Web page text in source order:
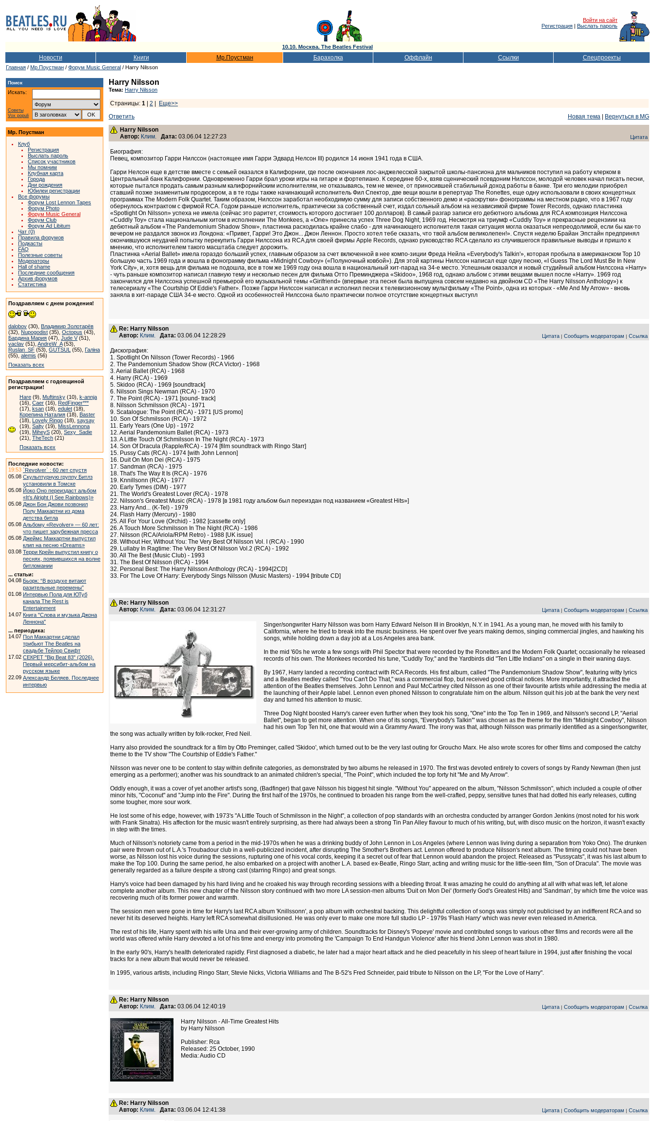
Войти на сайт
Регистрация | Выслать пароль
10.10. Москва. The Beatles Festival
Новости Книги Мр.Поустман Барахолка Оффлайн Ссылки Спецпроекты
Главная / Мр.Поустман / Форум Music General / Harry Nilsson
Поиск
Искать:
Советы
Vox populi
Мр. Поустман
Клуб
Регистрация
Выслать пароль
Список участников
Мы помним
Клубная карта
Города
Дни рождения
Юбилеи регистрации
Все форумы
Форум Lost Lennon Tapes
Форум Photo
Форум Music General
Форум Club
Форум Ad Libitum
Чат (0)
Правила форумов
Подкасты
FAQ
Полезные советы
Модераторы
Hall of shame
Последние сообщения
Архив форумов
Статистика
Поздравляем с днем рождения!
dalobov (30), Владимир Золотарёв
(32), Nupogodist (35), Octopus (43),
Бардина Мария (47), Jude V(51),
vaclav (51), AndreW_A(53),
Ruslan_SF (53), GUTSUL (55), Галіна
(55), alemis (56)
Показать всех
Поздравляем с годовщиной
регистрации!
Hare (9), Muftinsky (10), k-annja
(16), Caer (16), RedFinger***
(17), ksan (18), edulet (18),
Корепина Наталия (18), Baster
(18), Lovely Ringo (18), saysay
(19), Salty (19), MissLennona
(19), MiheyS (20), Sexy_Sadie
(21), TheTech (21)
Показать всех
Последние новости:
19:53 `Revolver` : 60 лет спустя
05.08 Скульптурную группу Битлз
установили в Томске
05.08 Йоко Оно переиздаст альбом
«It’s Alright (I See Rainbows)»
05.08 Джон Бон Джови позвонил
Полу Маккартни из дома
детства битла
05.08 Альбому «Revolver» — 60 лет:
что пишет зарубежная пресса
05.08 Джеймс Маккартни выпустил
клип на песню «Dreams»
03.08 Терри Крейн выпустил книгу о
песнях, появившихся на волне
битломании
... статьи:
04.08 Бьорк: “В воздухе витают
разительные перемены”
01.08 Интервью Пола для ЮТуб
канала The Rest is
Entertainment
14.07 Книга "Слова и музыка Джона
Леннона"
... периодика:
14.07 Пол Маккартни сделал
трибьют The Beatles на
свадьбе Тейлор Свифт
17.02 СЕКРЕТ "Big Beat 83" (2026).
Первый мерсибит-альбом на
русском языке
22.09 Александр Беляев. Последнее
интервью
Harry Nilsson
Тема: Harry Nilsson
Страницы: 1 2
Еще>>
Ответить
Новая тема
Вернуться в MG
Harry Nilsson
Автор: Клим. Дата: 03.06.04 12:27:23 Цитата
Биография:
Певец, композитор Гарри Нилссон (настоящее имя Гарри Эдвард Нелсон III) родился 14 июня 1941 года в США.
Гарри Нелсон еще в детстве вместе с семьей оказался в Калифорнии, где после окончания лос-анджелесской закрытой школы-пансиона для мальчиков поступил на работу клерком в
Центральный банк Калифорнии. Одновременно Гарри брал уроки игры на гитаре и фортепиано. К середине 60-х, взяв сценический псевдоним Нилссон, молодой человек начал писать песни,
которые пытался продать самым разным калифорнийским исполнителям, не отказываясь, тем не менее, от приносившей стабильный доход работы в банке. Три его мелодии приобрел
ставший позже знаменитым продюсером, а в те годы также начинающий исполнитель Фил Спектор, две вещи вошли в репертуар The Ronettes, еще одну использовали в своих концертных
программах The Modern Folk Quartet. Таким образом, Нилссон заработал необходимую сумму для записи собственного демо и «раскрутки» фонограммы на местном радио, что в 1967 году
обернулось контрактом с фирмой RCA. Годом раньше исполнитель, практически за собственный счет, издал сольный альбом на независимой фирме Tower Records, однако пластинка
«Spotlight On Nilsson» успеха не имела (сейчас это раритет, стоимость которого достигает 100 долларов). В самый разгар записи его дебютного альбома для RCA композиция Нилссона
«Cuddly Toy» стала национальным хитом в исполнении The Monkees, а «One» принесла успех Three Dog Night, 1969 год. Несмотря на триумф «Cuddly Toy» и прекрасные рецензиии на
дебютный альбом «The Pandemonium Shadow Show», пластинка расходилась крайне слабо - для начинающего исполнителя такая ситуация могла оказаться непреодолимой, если бы как-то
вечером не раздался звонок из Лондона: «Привет, Гарри! Это Джон... Джон Леннон. Просто хотел тебе сказать, что твой альбом великолепен!». Спустя неделю Брайан Эпстайн предпринял
окончившуюся неудачей попытку перекупить Гарри Нилссона из RCA для своей фирмы Apple Records, однако руководство RCA сделало из случившегося правильные выводы и пришло к
мнению, что исполнителем такого масштаба следует дорожить.
Пластинка «Aerial Ballet» имела гораздо больший успех, главным образом за счет включенной в нее компо-зиции Фреда Нейла «Everybody's Talkin'», которая пробыла в американском Тор 10
большую часть 1969 года и вошла в фонограмму фильма «Midnight Cowboy» («Полуночный ковбой»). Для этой картины Нилссон написал еще одну песню, «I Guess The Lord Must Be In New
York City», и, хотя вещь для фильма не подошла, все в том же 1969 году она вошла в национальный хит-парад на 34-е место. Успешным оказался и новый студийный альбом Нилссона «Harry»
- чуть раньше композитор написал главную тему и несколько песен для фильма Отто Преминджера «Skidoo», 1968 год, однако альбом с этими вещами вышел после «Harry». 1969 год
закончился для Нилссона успешной премьерой его музыкальной темы «Girifriend» (впервые эта песня была выпущена совсем недавно на двойном CD «The Harry Nilsson Anthology») к
телесериалу «The Courtship Of Eddie's Father». Позже Гарри Нилссон написал и исполнил песни к телевизионному мультфильму «The Point», одна из которых - «Me And My Arrow» - вновь
заняла в хит-параде США 34-е место. Одной из особенностей Нилссона было практически полное отсутствие концертных выступл
Re: Harry Nilsson
Автор: Клим. Дата: 03.06.04 12:28:29 Цитата | Сообщить модераторам | Ссылка
Дискография:
1. Spotlight On Nilsson (Tower Records) - 1966
2. The Pandemonium Shadow Show (RCA Victor) - 1968
3. Aerial Ballet (RCA) - 1968
4. Harry (RCA) - 1969
5. Skidoo (RCA) - 1969 [soundtrack]
6. Nilsson Sings Newman (RCA) - 1970
7. The Point (RCA) - 1971 [sound- track]
8. Nilsson Schmilsson (RCA) - 1971
9. Scatalogue: The Point (RCA) - 1971 [US promo]
10. Son Of Schmilsson (RCA) - 1972
11. Early Years (One Up) - 1972
12. Aerial Pandemonium Ballet (RCA) - 1973
13. A Little Touch Of Schmilsson In The Night (RCA) - 1973
14. Son Of Dracula (Rapple/RCA) - 1974 [film soundtrack with Ringo Starr]
15. Pussy Cats (RCA) - 1974 [with John Lennon]
16. Duit On Mon Dei (RCA) - 1975
17. Sandman (RCA) - 1975
18. That's The Way It Is (RCA) - 1976
19. Knnillsonn (RCA) - 1977
20. Early Tymes (DIM) - 1977
21. The World's Greatest Lover (RCA) - 1978
22. Nilsson's Greatest Music (RCA) - 1978 [в 1981 году альбом был переиздан под названием «Greatest Hits»]
23. Harry And... (K-Tel) - 1979
24. Flash Harry (Mercury) - 1980
25. All For Your Love (Orchid) - 1982 [cassette only]
26. A Touch More Schmilsson In The Night (RCA) - 1986
27. Nilsson (RCA/Ariola/RPM Retro) - 1988 [UK issue]
28. Without Her, Without You: The Very Best Of Nilsson Vol. I (RCA) - 1990
29. Lullaby In Ragtime: The Very Best Of Nilsson Vol.2 (RCA) - 1992
30. All The Best (Music Club) - 1993
31. The Best Of Nilsson (RCA) - 1994
32. Personal Best: The Harry Nilsson Anthology (RCA) - 1994[2CD]
33. For The Love Of Harry: Everybody Sings Nilsson (Music Masters) - 1994 [tribute CD]
Re: Harry Nilsson
Автор: Клим. Дата: 03.06.04 12:31:27 Цитата | Сообщить модераторам | Ссылка
Singer/songwriter Harry Nilsson was born Harry Edward Nelson III in Brooklyn, N.Y. in 1941. As a young man, he moved with his family to
California, where he tried to break into the music business. He spent over five years making demos, singing commercial jingles, and hawking his
songs, while holding down a day job at a Los Angeles area bank.
In the mid '60s he wrote a few songs with Phil Spector that were recorded by the Ronettes and the Modern Folk Quartet; occasionally he released
records of his own. The Monkees recorded his tune, "Cuddly Toy," and the Yardbirds did "Ten Little Indians" on a single in their waning days.
By 1967, Harry landed a recording contract with RCA Records. His first album, called "The Pandemonium Shadow Show", featuring witty lyrics
and a Beatles medley called "You Can't Do That," was a commercial flop, but received good critical notices. More importantly, it attracted the
attention of the Beatles themselves. John Lennon and Paul McCartney cited Nilsson as one of their favourite artists while addressing the media at
the launching of their Apple label. Lennon even phoned Nilsson to congratulate him on the album. Nilsson quit his job at the bank the very next
day and turned his attention to music.
Three Dog Night boosted Harry's career even further when they took his song, "One" into the Top Ten in 1969, and Nilsson's second LP, "Aerial
Ballet", began to get more attention. When one of its songs, "Everybody's Talkin'" was chosen as the theme for the film "Midnight Cowboy", Nilsson
had his own Top Ten hit, one that would win a Grammy Award. The irony was that, although Nilsson was primarily identified as a singer/songwriter,
the song was actually written by folk-rocker, Fred Neil.
Harry also provided the soundtrack for a film by Otto Preminger, called 'Skidoo', which turned out to be the very last outing for Groucho Marx. He also wrote scores for other films and composed the catchy
theme to the TV show "The Courtship of Eddie's Father."
Nilsson was never one to be content to stay within definite categories, as demonstrated by two albums he released in 1970. The first was devoted entirely to covers of songs by Randy Newman (then just
emerging as a performer); another was his soundtrack to an animated children's special, "The Point", which included the top forty hit "Me and My Arrow".
Oddly enough, it was a cover of yet another artist's song, (Badfinger) that gave Nilsson his biggest hit single. "Without You" appeared on the album, "Nilsson Schmilsson", which included a couple of other
minor hits, "Coconut" and "Jump into the Fire". During the first half of the 1970s, he continued to broaden his range from the well-crafted, peppy, sensitive tunes that had dotted his early releases, cutting
some tougher, more sour work.
He lost some of his edge, however, with 1973's "A Little Touch of Schmilsson in the Night", a collection of pop standards with an orchestra conducted by arranger Gordon Jenkins (most noted for his work
with Frank Sinatra). His affection for the music wasn't entirely surprising, as there had always been a strong Tin Pan Alley flavour to much of his writing, but, with disco music on the horizon, it wasn't exactly
in step with the times.
Much of Nilsson's notoriety came from a period in the mid-1970s when he was a drinking buddy of John Lennon in Los Angeles (where Lennon was living during a separation from Yoko Ono). The drunken
pair were thrown out of L.A.'s Troubadour club in a well-publicized incident, after disrupting The Smother's Brothers act. Lennon offered to produce Nilsson's next album. The timing could not have been
worse, as Nilsson lost his voice during the sessions, rupturing one of his vocal cords, keeping it a secret out of fear that Lennon would abandon the project. Released as "Pussycats", it was his last album to
make the Top 100. During the same period, he also embarked on a project with another L.A. based ex-Beatle, Ringo Starr, acting and writing music for the little-seen film, "Son of Dracula". The movie was
generally regarded as a failure despite a strong cast (starring Ringo) and great songs.
Harry's voice had been damaged by his hard living and he croaked his way through recording sessions with a bleeding throat. It was amazing he could do anything at all with what was left, let alone
complete another album. This new chapter of the Nilsson story continued with two more LA session-men albums 'Duit on Mon Dei' (formerly God's Greatest Hits) and 'Sandman', by which time the voice was
recovering much of its former power and warmth.
The session men were gone in time for Harry's last RCA album 'Knillssonn', a pop album with orchestral backing. This delightful collection of songs was simply not publicised by an indifferent RCA and so
never hit its deserved heights. Harry left RCA somewhat disillusioned. He was only ever to make one more full studio LP - 1979s 'Flash Harry' which was never even released in America.
The rest of his life, Harry spent with his wife Una and their ever-growing army of children. Soundtracks for Disney's 'Popeye' movie and contributed songs to various other films and records were all the
world was offered while Harry devoted a lot of his time and energy into promoting the 'Campaign To End Handgun Violence' after his friend John Lennon was shot in 1980.
In the early 90's, Harry's health deteriorated rapidly. First diagnosed a diabetic, he later had a major heart attack and he died peacefully in his sleep of heart failure in 1994, just after finishing the vocal
tracks for a new album that would never be released.
In 1995, various artists, including Ringo Starr, Stevie Nicks, Victoria Williams and The B-52's Fred Schneider, paid tribute to Nilsson on the LP, "For the Love of Harry".
Re: Harry Nilsson
Автор: Клим. Дата: 03.06.04 12:40:19 Цитата | Сообщить модераторам | Ссылка
Harry Nilsson - All-Time Greatest Hits
by Harry Nilsson
Publisher: Rca
Released: 25 October, 1990
Media: Audio CD
Re: Harry Nilsson
Автор: Клим. Дата: 03.06.04 12:41:38 Цитата | Сообщить модераторам | Ссылка